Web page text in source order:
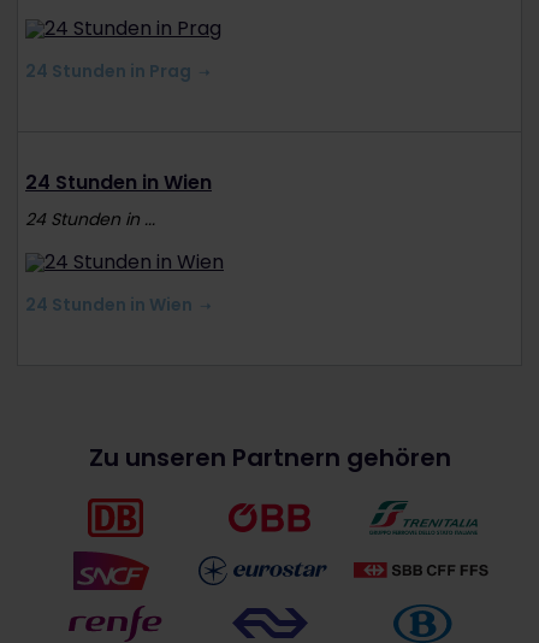
24 Stunden in Prag
24 Stunden in Wien
24 Stunden in ...
24 Stunden in Wien
Zu unseren Partnern gehören